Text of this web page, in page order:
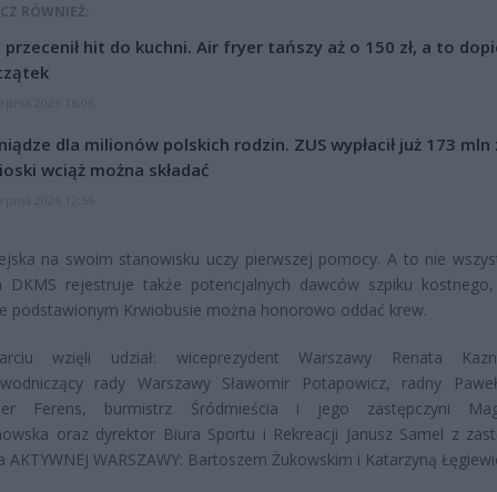
RÓWNIEŻ:
przecenił hit do kuchni. Air fryer tańszy aż o 150 zł, a to
dla milionów polskich rodzin. ZUS wypłacił już 173 mln
wciąż można składać
na swoim stanowisku uczy pierwszej pomocy. A to nie
DKMS rejestruje także potencjalnych dawców szpiku
podstawionym Krwiobusie można honorowo oddać krew.
wzięli udział: wiceprezydent Warszawy Renata
rady Warszawy Sławomir Potapowicz, radny
Ferens, burmistrz Śródmieścia i jego zastępczyni
oraz dyrektor Biura Sportu i Rekreacji Janusz Samel z
AKTYWNEJ WARSZAWY: Bartoszem Żukowskim i Katarzyną